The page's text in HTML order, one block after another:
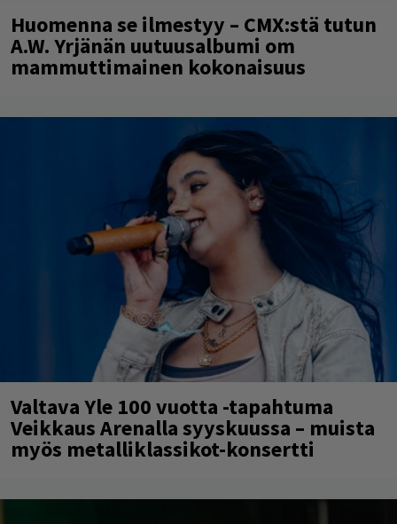
Huomenna se ilmestyy – CMX:stä tutun
A.W. Yrjänän uutuusalbumi om
mammuttimainen kokonaisuus
Valtava Yle 100 vuotta -tapahtuma
Veikkaus Arenalla syyskuussa – muista
myös metalliklassikot-konsertti